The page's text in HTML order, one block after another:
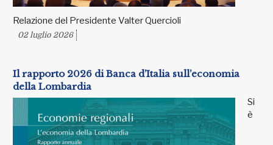
Relazione del Presidente Valter Quercioli
02 luglio 2026
Il rapporto 2026 di Banca d’Italia sull’economia
della Lombardia
Si
è